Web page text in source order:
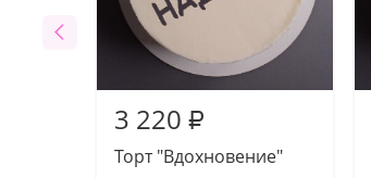
3 220 ₽
Торт "Вдохновение"